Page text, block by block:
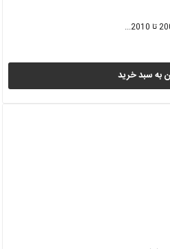
به سبد خرید